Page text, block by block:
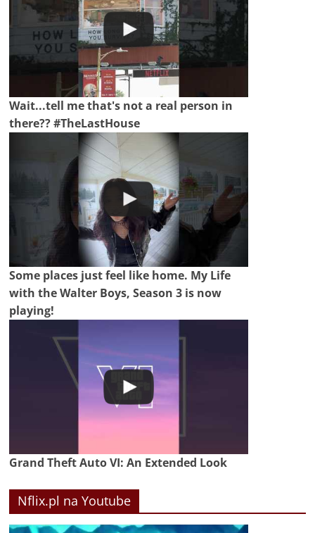
Wait...tell me that's not a real person in
there?? #TheLastHouse
Some places just feel like home. My Life
with the Walter Boys, Season 3 is now
playing!
Grand Theft Auto VI: An Extended Look
Nflix.pl na Youtube